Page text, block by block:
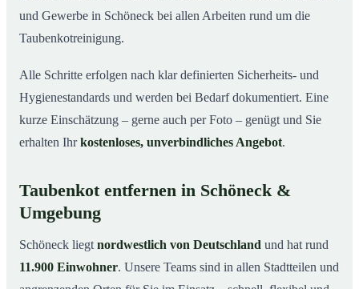
und Gewerbe in Schöneck bei allen Arbeiten rund um die
Taubenkotreinigung.
Alle Schritte erfolgen nach klar definierten Sicherheits- und
Hygienestandards und werden bei Bedarf dokumentiert. Eine
kurze Einschätzung – gerne auch per Foto – genügt und Sie
erhalten Ihrkostenloses, unverbindliches Angebot.
Taubenkot entfernen in Schöneck &
Umgebung
Schöneck liegt nordwestlich von Deutschland und hat rund
11.900 Einwohner. Unsere Teams sind in allen Stadtteilen und